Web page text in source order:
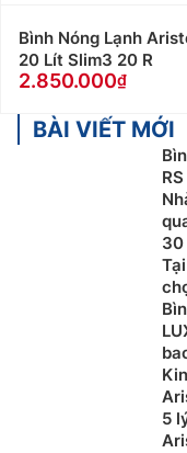
Bình Nóng Lạnh
20 Lít Slim3 20 R
2.850.000
BÀI VIẾT MỚI
30
5